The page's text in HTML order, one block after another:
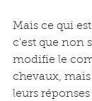
Mais ce qui
c'est que non
modifie le
chevaux,
leurs